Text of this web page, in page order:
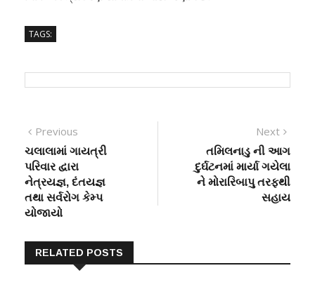
TAGS:
Post
navigation
Previous
post:
ચલાલામાં ગાયત્રી
પરિવાર દ્વારા
નેત્રયજ્ઞ, દંતયજ્ઞ
તથા સર્વરોગ કેમ્‍પ
યોજાયો
Next
post:
તમિલનાડુ ની આગ
દુર્ઘટનમાં માર્યા ગયેલા
ને મોરારિબાપુ તરફથી
સહાય
RELATED POSTS